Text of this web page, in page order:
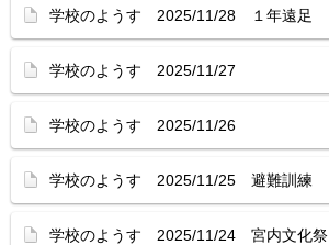
学校のようす 2025/11/28 １年遠足
学校のようす 2025/11/27
学校のようす 2025/11/26
学校のようす 2025/11/25 避難訓練
学校のようす 2025/11/24 宮内文化祭